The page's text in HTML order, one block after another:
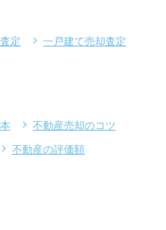
定
一戸建て売却査定
不動産売却のコツ
不動産の評価額